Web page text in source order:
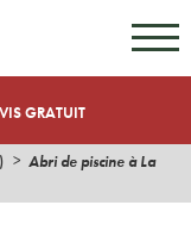
GRATUIT
Abri de piscine à La